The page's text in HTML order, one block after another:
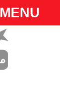
MENU